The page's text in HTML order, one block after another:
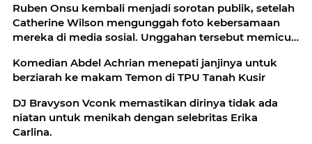
Ruben Onsu kembali menjadi sorotan publik, setelah
Catherine Wilson mengunggah foto kebersamaan
mereka di media sosial. Unggahan tersebut memicu
Komedian Abdel Achrian menepati janjinya untuk
berziarah ke makam Temon di TPU Tanah Kusir
DJ Bravyson Vconk memastikan dirinya tidak ada
niatan untuk menikah dengan selebritas Erika
Carlina.